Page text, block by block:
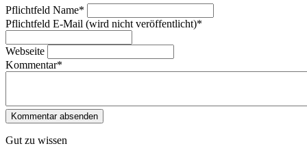
Pflichtfeld Name*
Pflichtfeld E-Mail (wird nicht veröffentlicht)*
Webseite
Kommentar*
Gut zu wissen